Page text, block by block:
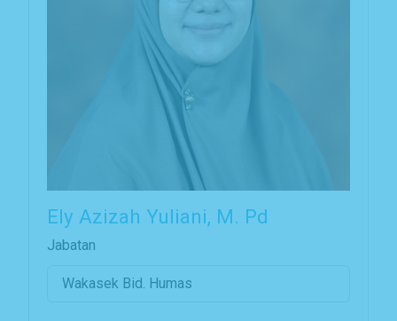
Ely Azizah Yuliani, M. Pd
Jabatan
Wakasek Bid. Humas